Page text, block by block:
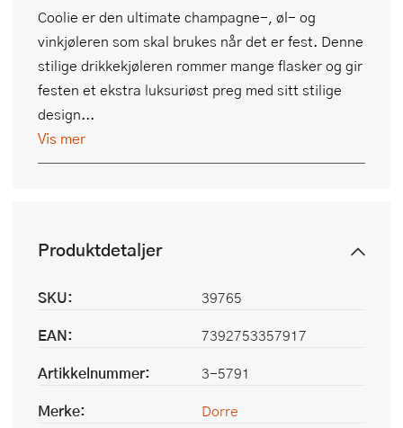
Coolie er den ultimate champagne-, øl- og
vinkjøleren som skal brukes når det er fest. Denne
stilige drikkekjøleren rommer mange flasker og gir
festen et ekstra luksuriøst preg med sitt stilige
design...
Vis mer
Produktdetaljer
SKU:
39765
EAN:
7392753357917
Artikkelnummer:
3-5791
Merke:
Dorre